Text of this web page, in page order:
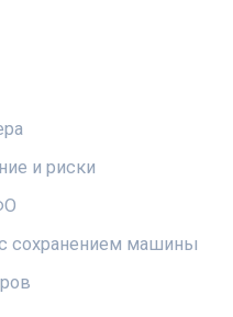
и риски
сохранением машины